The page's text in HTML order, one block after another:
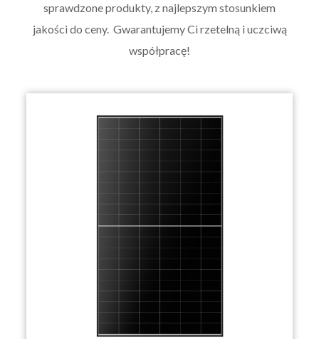
sprawdzone produkty, z najlepszym stosunkiem
jakości do ceny. Gwarantujemy Ci rzetelną i uczciwą
współpracę!